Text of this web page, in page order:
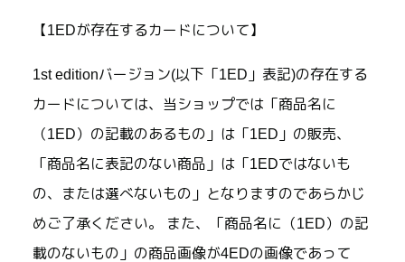
【1EDが存在するカードについて】
1st editionバージョン(以下「1ED」表記)の存在する
カードについては、当ショップでは「商品名に
（1ED）の記載のあるもの」は「1ED」の販売、
「商品名に表記のない商品」は「1EDではないも
の、または選べないもの」となりますのであらかじ
めご了承ください。 また、「商品名に（1ED）の記
載のないもの」の商品画像が4EDの画像であって